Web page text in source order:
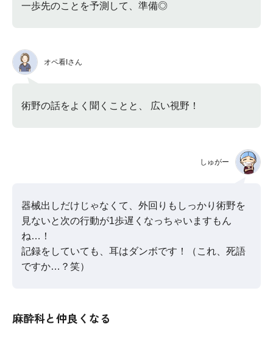
一歩先のことを予測して、準備◎
オペ看Iさん
術野の話をよく聞くことと、 広い視野！
しゅがー
器械出しだけじゃなくて、外回りもしっかり術野を
見ないと次の行動が1歩遅くなっちゃいますもん
ね…！
記録をしていても、耳はダンボです！（これ、死語
ですか…？笑）
麻酔科と仲良くなる